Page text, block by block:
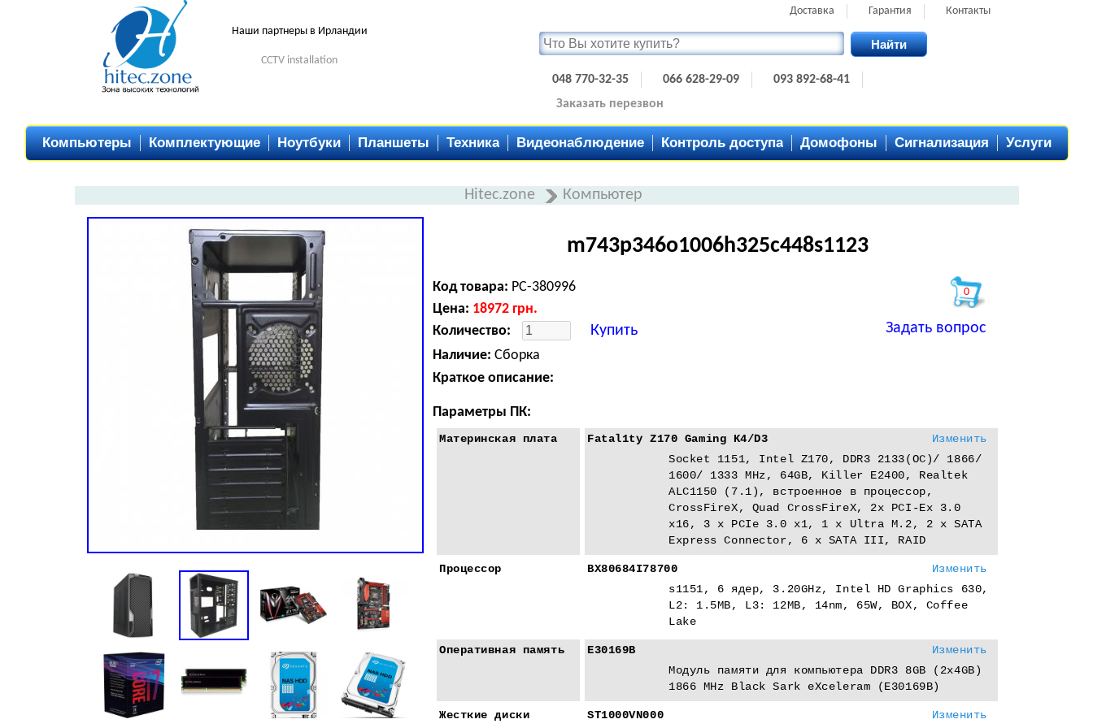
Наши партнеры в Ирландии
CCTV installation
Доставка Гарантия Контакты
Найти
048 770-32-35 066 628-29-09
093 892-68-41
Заказать перезвон
Компьютеры Комплектующие Ноутбуки Планшеты Техника Видеонаблюдение Контроль доступа Домофоны Сигнализация Услуги
Hitec.zone Компьютер
m743p346o1006h325c448s1123
Код товара: PC-380996 0
Цена: 18972 грн.
Количество:
Купить Задать вопрос
Наличие: Сборка
Краткое описание:
Параметры ПК:
Материнская плата Fatal1ty Z170 Gaming K4/D3
Изменить
Socket 1151, Intel Z170, DDR3 2133(OC)/ 1866/
1600/ 1333 MHz, 64GB, Killer E2400, Realtek
ALC1150 (7.1), встроенное в процессор,
CrossFireX, Quad CrossFireX, 2x PCI-Eх 3.0
x16, 3 x PCIe 3.0 x1, 1 x Ultra M.2, 2 x SATA
Express Connector, 6 x SATA III, RAID
Процессор BX80684I78700
Изменить
s1151, 6 ядер, 3.20GHz, Intel HD Graphics 630,
L2: 1.5MB, L3: 12MB, 14nm, 65W, BOX, Coffee
Lake
Оперативная память E30169B
Изменить
Модуль памяти для компьютера DDR3 8GB (2x4GB)
1866 MHz Black Sark eXceleram (E30169B)
Жесткие диски ST1000VN000 Изменить